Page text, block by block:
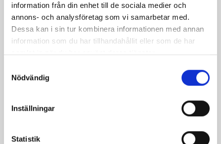
information från din enhet till de sociala medier och
annons- och analysföretag som vi samarbetar med.
Dessa kan i sin tur kombinera informationen med annan
information som du har tillhandahållit eller som de har
samlat in när du har använt deras tjänster.
Nödvändig
Inställningar
Statistik
Jordgubbsfil 2,7%